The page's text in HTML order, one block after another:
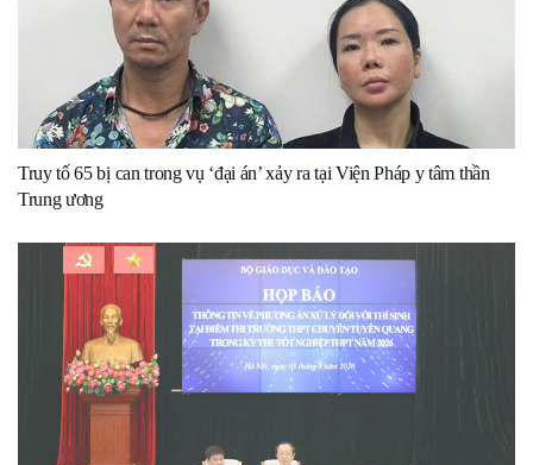
Truy tố 65 bị can trong vụ ‘đại án’ xảy ra tại Viện Pháp y tâm thần
Trung ương